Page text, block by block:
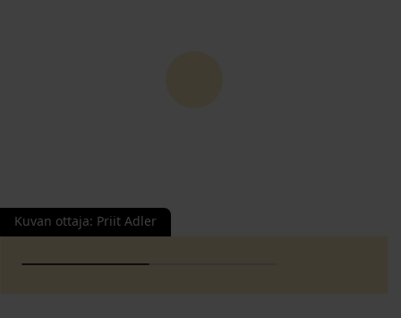
Kuvan ottaja: Priit Adler